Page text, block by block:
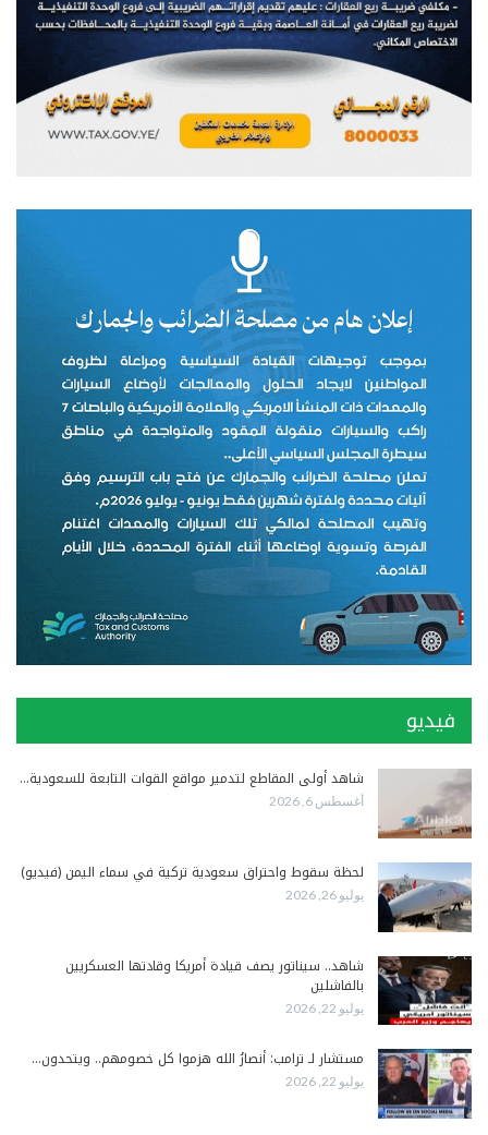
فيديو
شاهد أولى المقاطع لتدمير مواقع القوات التابعة للسعودية…
أغسطس 6, 2026
لحظة سقوط واحتراق سعودية تركية في سماء اليمن (فيديو)
يوليو 26, 2026
شاهد.. سيناتور يصف قيادة أمريكا وقادتها العسكريين
بالفاشلين
يوليو 22, 2026
مستشار لـ ترامب: أنصارُ الله هزموا كل خصومهم.. ويتحدون…
يوليو 22, 2026